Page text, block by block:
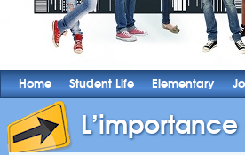
Home Student Life Elementary